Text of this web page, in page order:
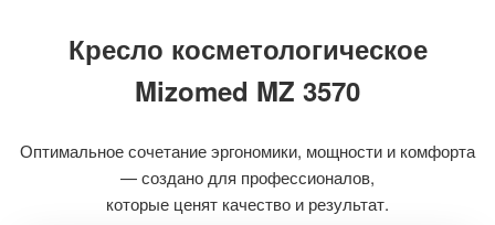
Кресло косметологическое
Mizomed MZ 3570
Оптимальное сочетание эргономики, мощности и комфорта
— создано для профессионалов,
которые ценят качество и результат.